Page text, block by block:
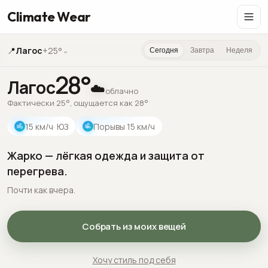
Climate Wear
📍Лагос+25° ⌄ Сегодня Завтра Неделя
Лагос28°☁️облачно
Фактически 25°, ощущается как 28°
15 км/ч· ЮЗ Порывы 15 км/ч
Жарко — лёгкая одежда и защита от
перегрева.
Почти как вчера.
Собрать из моих вещей
Хочу стиль под себя